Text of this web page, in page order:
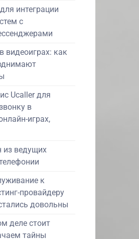
интеграции
с
видеоиграх: как
Ucaller для
в
играх,
из ведущих
к
провайдеру
довольны
деле стоит
тайны